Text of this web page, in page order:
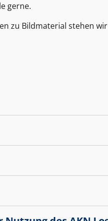
gerne.
zu Bildmaterial stehen